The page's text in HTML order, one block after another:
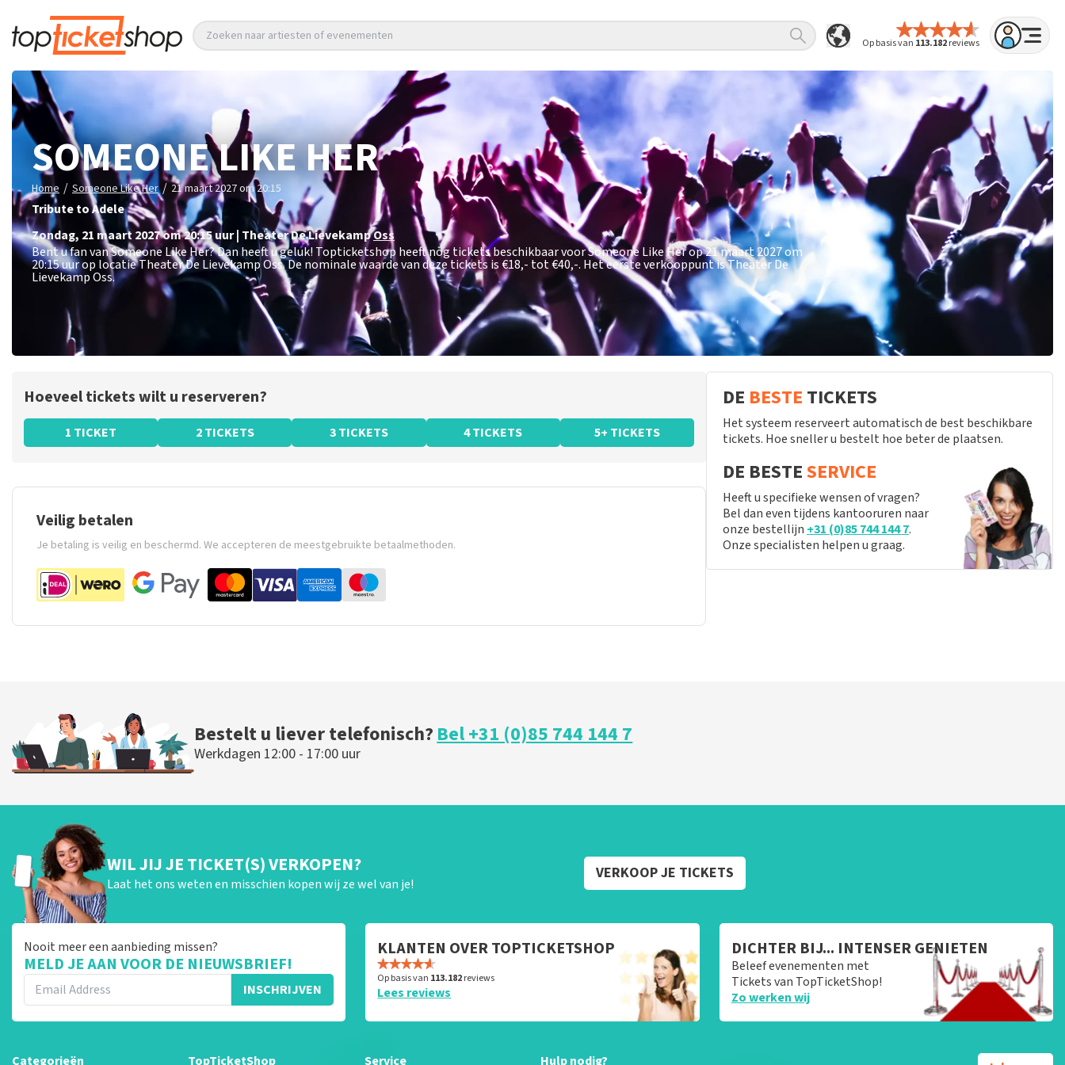
Op basis van 113.182reviews
Zoeken naar artiesten of evenementen
SOMEONE LIKE HER
Home / Someone Like Her / 21 maart 2027 om 20:15
Tribute to Adele
zondag, 21 maart 2027 om 20:15uur| Theater De LievekampOss
Bent u fan van Someone Like Her? Dan heeft u geluk! Topticketshop heeft nog tickets beschikbaar voor Someone Like Her op 21 maart 2027 om
20:15 uur op locatie Theater De Lievekamp Oss. De nominale waarde van deze tickets is€18,- tot €40,-. Het eerste verkooppunt is Theater De
Lievekamp Oss.
Hoeveel tickets wilt u reserveren?
1 TICKET 2 TICKETS 3 TICKETS 4 TICKETS 5+ TICKETS
Veilig betalen
Je betaling is veilig en beschermd. We accepteren de meestgebruikte betaalmethoden.
DE BESTE TICKETS
Het systeem reserveert automatisch de best beschikbare
tickets. Hoe sneller u bestelt hoe beter de plaatsen.
DE BESTESERVICE
Heeft u specifieke wensen of vragen?
Bel dan even tijdens kantooruren naar
onze bestellijn +31 (0)85 744 144 7.
Onze specialisten helpen u graag.
Bestelt u liever telefonisch?Bel +31 (0)85 744 144 7
Werkdagen 12:00 - 17:00 uur
WIL JIJ JE TICKET(S) VERKOPEN?
Laat het ons weten en misschien kopen wij ze wel van je!
VERKOOP JE TICKETS
Nooit meer een aanbieding missen?
MELD JE AAN VOOR DE NIEUWSBRIEF!
INSCHRIJVEN
KLANTEN OVER TOPTICKETSHOP
Op basis van 113.182reviews
Lees reviews
DICHTER BIJ... INTENSER GENIETEN
Beleef evenementen met
Tickets van TopTicketShop!
Zo werken wij
Categorieën TopTicketShop Service Hulp nodig?